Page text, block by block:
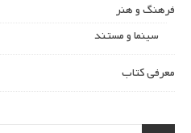
فرهنگ و هنر
سینما و مستند
معرفی کتاب